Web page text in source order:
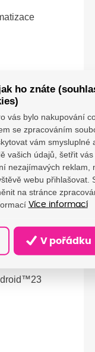
7 SP1
s
Windows 7
Tool a
jsou dostupné
Server
Server
ho znáte
vás bylo nakupování
se zpracováním
vám smysluplné
vašich údajů, šetřit vás
nezajímavých reklam,
webu přihlašovat.
na stránce
Více informací
V pořádku